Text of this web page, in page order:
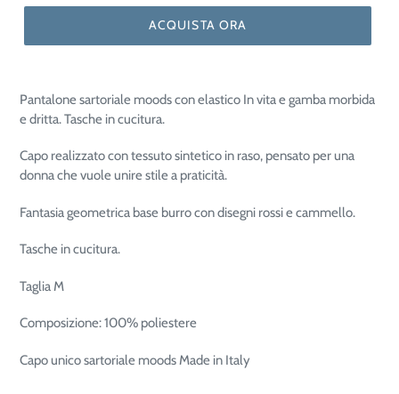
ACQUISTA ORA
Pantalone sartoriale moods con elastico In vita e gamba morbida
e dritta. Tasche in cucitura.
Capo realizzato con tessuto sintetico in raso, pensato per una
donna che vuole unire stile a praticità.
Fantasia geometrica base burro con disegni rossi e cammello.
Tasche in cucitura.
Taglia M
Composizione: 100% poliestere
Capo unico sartoriale moods Made in Italy